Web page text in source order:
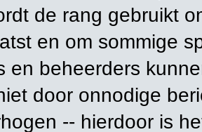
de rang gebruikt
en om sommige
en beheerders
door onnodige
-- hierdoor is